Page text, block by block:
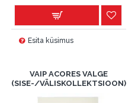
Esita küsimus
VAIP ACORES VALGE
(SISE-/VÄLISKOLLEKTSIOON)